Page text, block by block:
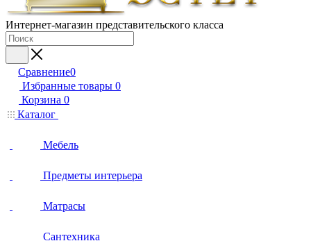
Интернет-магазин представительского класса
Сравнение0
Избранные товары 0
Корзина 0
Каталог
Мебель
Предметы интерьера
Матрасы
Сантехника